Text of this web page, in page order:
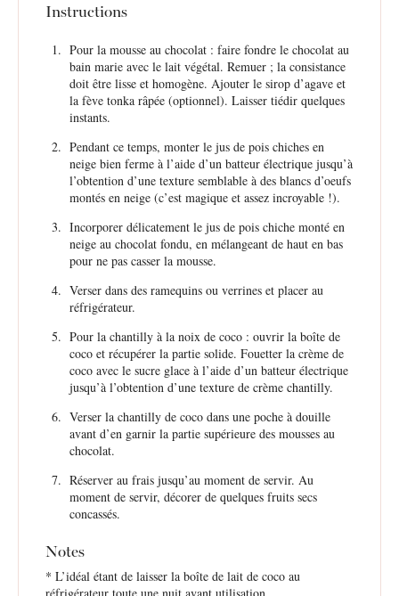
Instructions
Pour la mousse au chocolat : faire fondre le chocolat au
bain marie avec le lait végétal. Remuer ; la consistance
doit être lisse et homogène. Ajouter le sirop d’agave et
la fève tonka râpée (optionnel). Laisser tiédir quelques
instants.
Pendant ce temps, monter le jus de pois chiches en
neige bien ferme à l’aide d’un batteur électrique jusqu’à
l’obtention d’une texture semblable à des blancs d’oeufs
montés en neige (c’est magique et assez incroyable !).
Incorporer délicatement le jus de pois chiche monté en
neige au chocolat fondu, en mélangeant de haut en bas
pour ne pas casser la mousse.
Verser dans des ramequins ou verrines et placer au
réfrigérateur.
Pour la chantilly à la noix de coco : ouvrir la boîte de
coco et récupérer la partie solide. Fouetter la crème de
coco avec le sucre glace à l’aide d’un batteur électrique
jusqu’à l’obtention d’une texture de crème chantilly.
Verser la chantilly de coco dans une poche à douille
avant d’en garnir la partie supérieure des mousses au
chocolat.
Réserver au frais jusqu’au moment de servir. Au
moment de servir, décorer de quelques fruits secs
concassés.
Notes
* L’idéal étant de laisser la boîte de lait de coco au